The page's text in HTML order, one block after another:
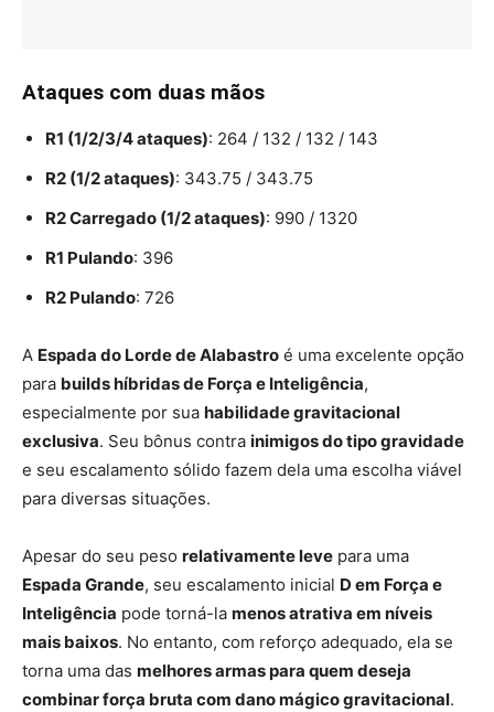
Ataques com duas mãos
R1 (1/2/3/4 ataques): 264 / 132 / 132 / 143
R2 (1/2 ataques): 343.75 / 343.75
R2 Carregado (1/2 ataques): 990 / 1320
R1 Pulando: 396
R2 Pulando: 726
A Espada do Lorde de Alabastro é uma excelente opção
para builds híbridas de Força e Inteligência,
especialmente por sua habilidade gravitacional
exclusiva. Seu bônus contra inimigos do tipo gravidade
e seu escalamento sólido fazem dela uma escolha viável
para diversas situações.
Apesar do seu peso relativamente leve para uma
Espada Grande, seu escalamento inicial D em Força e
Inteligência pode torná-la menos atrativa em níveis
mais baixos. No entanto, com reforço adequado, ela se
torna uma das melhores armas para quem deseja
combinar força bruta com dano mágico gravitacional.